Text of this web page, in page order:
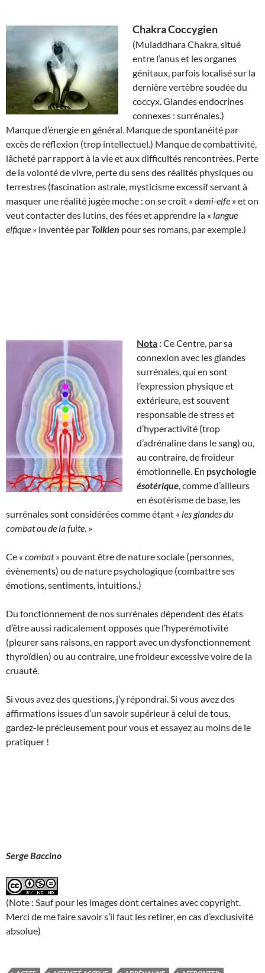
ChakraCoccygien
(Muladdhara Chakra, situé
entre l’anus et les organes
génitaux, parfois localisé sur la
dernière vertèbre soudée du
coccyx. Glandes endocrines
connexes : surrénales.)
Manque d’énergie en général. Manque de spontanéité par
excès de réflexion (trop intellectuel.) Manque de combattivité,
lâcheté par rapport à la vie et aux difficultés rencontrées. Perte
de la volonté de vivre, perte du sens des réalités physiques ou
terrestres (fascination astrale, mysticisme excessif servant à
masquer une réalité jugée moche : on se croit « demi-elfe » et on
veut contacter des lutins, des fées et apprendre la « langue
elfique » inventée par Tolkien pour ses romans, par exemple.)
Nota :Ce Centre, par sa
connexion avec les glandes
surrénales, qui en sont
l’expression physique et
extérieure, est souvent
responsable de stress et
d’hyperactivité (trop
d’adrénaline dans le sang) ou,
au contraire, de froideur
émotionnelle. En psychologie
ésotérique, comme d’ailleurs
en ésotérisme de base, les
surrénales sont considérées comme étant « les glandes du
combat ou de la fuite. »
Ce « combat» pouvant être de nature sociale (personnes,
évènements) ou de nature psychologique (combattre ses
émotions, sentiments, intuitions.)
Du fonctionnement de nos surrénales dépendent des états
d’être aussi radicalement opposés que l’hyperémotivité
(pleurer sans raisons, en rapport avec un dysfonctionnement
thyroïdien) ou au contraire, une froideur excessive voire de la
cruauté.
Si vous avez des questions, j’y répondrai. Si vous avez des
affirmations issues d’un savoir supérieur à celui de tous,
gardez-le précieusement pour vous et essayez au moins de le
pratiquer !
Serge Baccino
(Note : Sauf pour les images dont certaines avec copyright.
Merci de me faire savoir s’il faut les retirer, en cas d’exclusivité
absolue)